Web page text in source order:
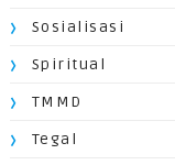
Sosialisasi
Spiritual
TMMD
Tegal